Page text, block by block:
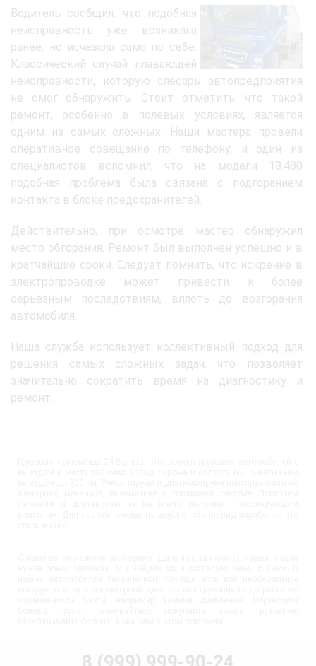
Водитель сообщил, что подобная
неисправность уже возникала
ранее, но исчезала сама по себе.
Классический случай плавающей
неисправности, которую слесарь автопредприятия
не смог обнаружить. Стоит отметить, что такой
ремонт, особенно в полевых условиях, является
одним из самых сложных. Наши мастера провели
оперативное совещание по телефону, и один из
специалистов вспомнил, что на модели 18.480
подобная проблема была связана с подгоранием
контакта в блоке предохранителей.
Действительно, при осмотре мастер обнаружил
место обгорания. Ремонт был выполнен успешно и в
кратчайшие сроки. Следует помнить, что искрение в
электропроводке может привести к более
серьезным последствиям, вплоть до возгорания
автомобиля.
Наша служба использует коллективный подход для
решения самых сложных задач, что позволяет
значительно сократить время на диагностику и
ремонт.